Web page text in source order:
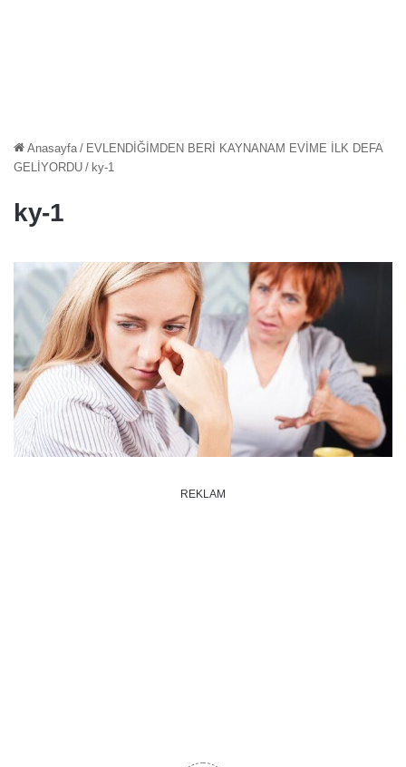
Anasayfa / EVLENDİĞİMDEN BERİ KAYNANAM EVİME İLK DEFA
GELİYORDU / ky-1
ky-1
REKLAM